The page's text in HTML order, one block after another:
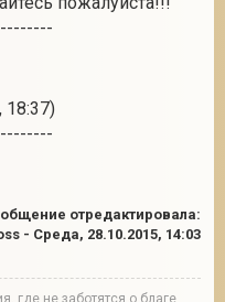
18:37)
отредактировала:
- Среда, 28.10.2015, 14:03
где не заботятся о благе